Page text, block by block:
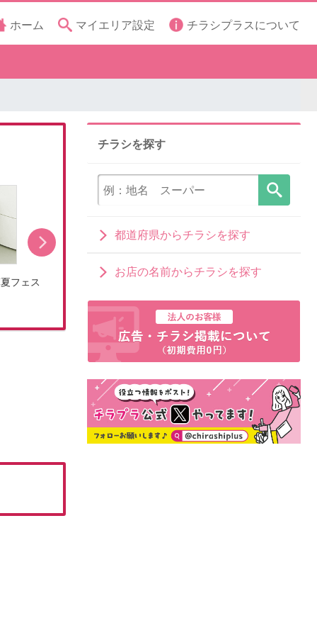
ホーム マイエリア設定 チラシプラスについて
フェス エディオンのサマーバーゲン決算夏フェス
チラシを探す
都道府県からチラシを探す
お店の名前からチラシを探す